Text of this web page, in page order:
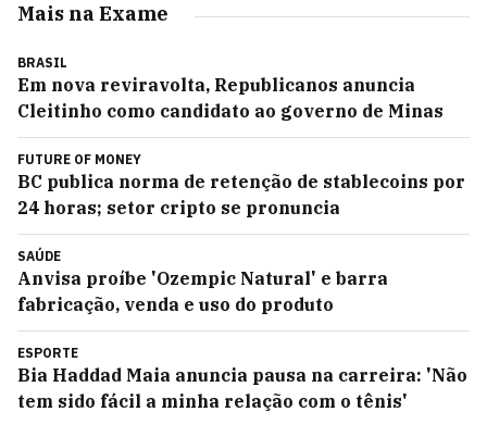
Mais na Exame
BRASIL
Em nova reviravolta, Republicanos anuncia
Cleitinho como candidato ao governo de Minas
FUTURE OF MONEY
BC publica norma de retenção de stablecoins por
24 horas; setor cripto se pronuncia
SAÚDE
Anvisa proíbe 'Ozempic Natural' e barra
fabricação, venda e uso do produto
ESPORTE
Bia Haddad Maia anuncia pausa na carreira: 'Não
tem sido fácil a minha relação com o tênis'